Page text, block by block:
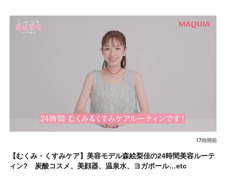
17時間前
【むくみ・くすみケア】美容モデル森絵梨佳の24時間美容ルーテ
ィン? 炭酸コスメ、美顔器、温泉水、ヨガポール…etc